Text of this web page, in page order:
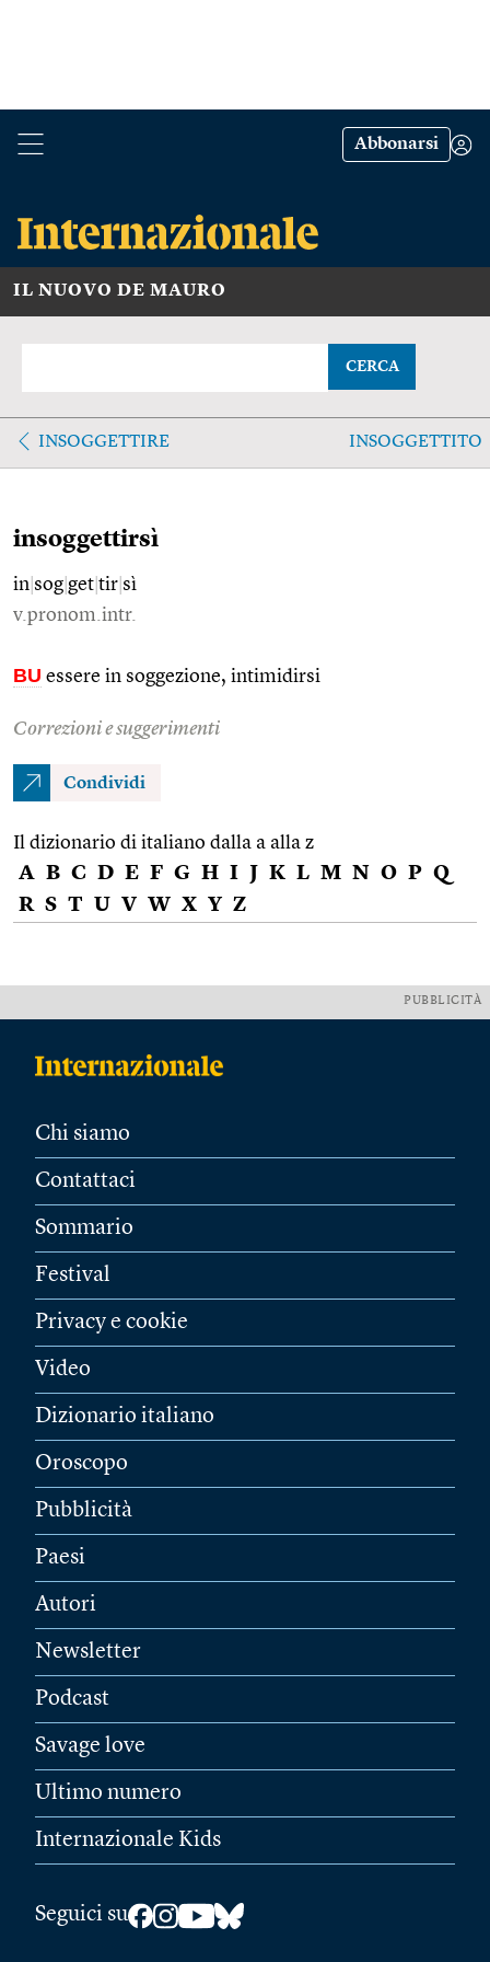
Abbonarsi
IL NUOVO DE MAURO
CERCA
INSOGGETTIRE INSOGGETTITO
insoggettirsì
in sog get tir sì
v.pronom.intr.
BU essere in soggezione, intimidirsi
Correzioni e suggerimenti
Condividi
Il dizionario di italiano dalla a alla z
A B C D E F G H I J K L M N O P Q
R S T U V W X Y Z
PUBBLICITÀ
Chi siamo
Contattaci
Sommario
Festival
Privacy e cookie
Video
Dizionario italiano
Oroscopo
Pubblicità
Paesi
Autori
Newsletter
Podcast
Savage love
Ultimo numero
Internazionale Kids
Seguici su